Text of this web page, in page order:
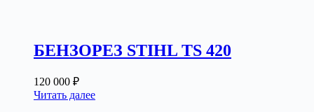
БЕНЗОРЕЗ STIHL TS 420
120 000 ₽
Читать далее